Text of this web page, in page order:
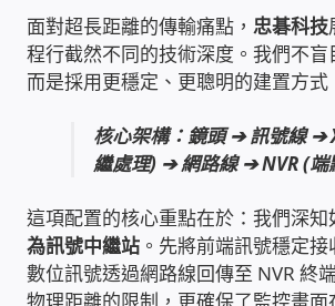
電話總機安裝維修-實績案例
徵 伙伴
公益贊助、社會貢獻
聯盟合作包商
面對超長距離的傳輸痛點，忠碁科技
程行截然不同的技術深度。我們不盲
而是採用更穩定、更聰明的建置方式
核心架構：鏡頭 ➔ 訊號線 ➔
繼處理) ➔ 網路線 ➔ NVR (端
這項配置的核心重點在於：我們深
為訊號中繼站 。先將前端訊號穩定
數位訊號透過網路線回傳至 NVR 終